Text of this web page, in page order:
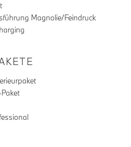
Magnolie/Feindruck